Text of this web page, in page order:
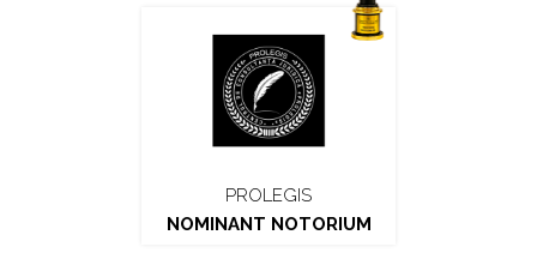
PROLEGIS
NOMINANT NOTORIUM